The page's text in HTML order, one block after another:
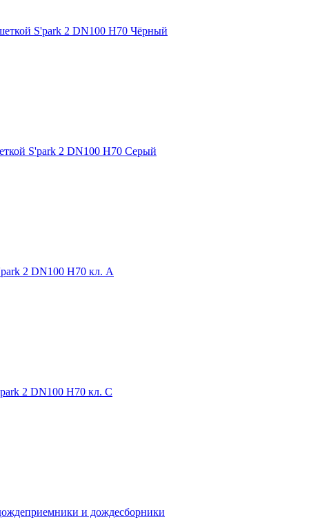
S'park 2 DN100 H70 Чёрный
S'park 2 DN100 H70 Серый
2 DN100 H70 кл. А
2 DN100 H70 кл. С
и дождесборники